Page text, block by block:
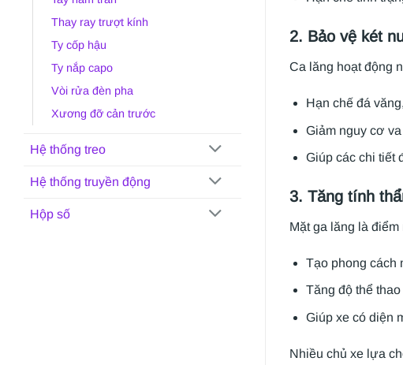
Thay ray trượt kính
Ty cốp hậu
Ty nắp capo
Vòi rửa đèn pha
Xương đỡ cản trước
Hệ thống treo
Hệ thống truyền động
Hộp số
2. Bảo vệ két
Ca lăng hoạt động
Hạn chế đá
Giảm nguy cơ
Giúp các chi tiết
3. Tăng tính
Mặt ga lăng là
Tạo phong cách
Tăng độ thể
Giúp xe có diện
Nhiều chủ xe lựa